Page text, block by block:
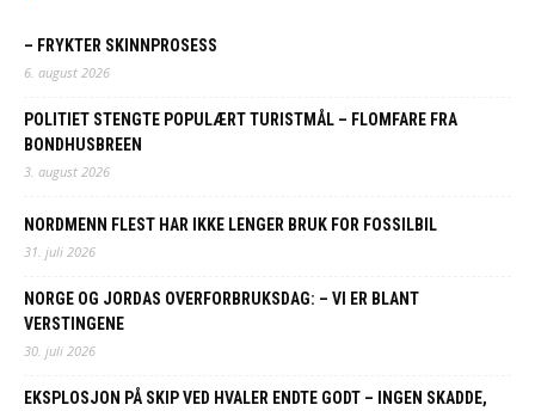
– FRYKTER SKINNPROSESS
6. august 2026
POLITIET STENGTE POPULÆRT TURISTMÅL – FLOMFARE FRA
BONDHUSBREEN
3. august 2026
NORDMENN FLEST HAR IKKE LENGER BRUK FOR FOSSILBIL
31. juli 2026
NORGE OG JORDAS OVERFORBRUKSDAG: – VI ER BLANT
VERSTINGENE
30. juli 2026
EKSPLOSJON PÅ SKIP VED HVALER ENDTE GODT – INGEN SKADDE,